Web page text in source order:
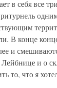
в себя все
В конце
и
Лейбнице и о
то, что я